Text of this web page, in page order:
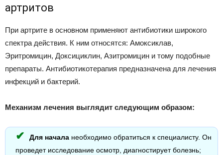
артритов
При артрите в основном применяют антибиотики широкого
спектра действия. К ним относятся: Амоксиклав,
Эритромицин, Доксициклин, Азитромицин и тому подобные
препараты. Антибиотикотерапия предназначена для лечения
инфекций и бактерий.
Механизм лечения выглядит следующим образом:
Для начала необходимо обратиться к специалисту. Он
проведет исследование осмотр, диагностирует болезнь;